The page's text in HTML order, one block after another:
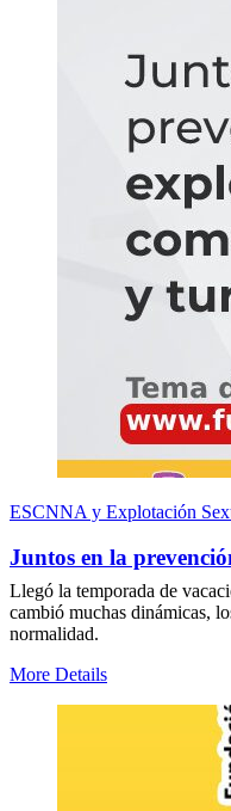
ESCNNA y Explotación
Juntos en la
Llegó la temporada de
cambió muchas dinámicas,
normalidad.
More Details